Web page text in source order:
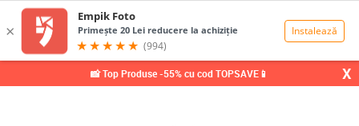
📸 Top Produse -55% cu cod TOPSAVE📱 X